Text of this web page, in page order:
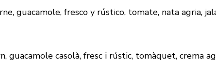
guacamole, fresco y rústico, tomate, nata agria,
guacamole casolà, fresc i rústic, tomàquet, crema